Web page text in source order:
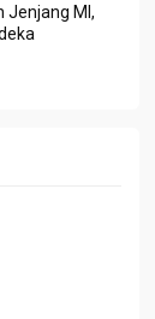
Jenjang MI,